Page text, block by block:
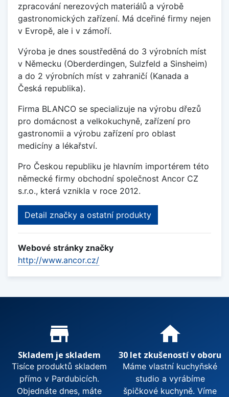
zpracování nerezových materiálů a výrobě
gastronomických zařízení. Má dceřiné firmy nejen
v Evropě, ale i v zámoří.
Výroba je dnes soustředěná do 3 výrobních míst
v Německu (Oberderdingen, Sulzfeld a Sinsheim)
a do 2 výrobních míst v zahraničí (Kanada a
Česká republika).
Firma BLANCO se specializuje na výrobu dřezů
pro domácnost a velkokuchyně, zařízení pro
gastronomii a výrobu zařízení pro oblast
medicíny a lékařství.
Pro Českou republiku je hlavním importérem této
německé firmy obchodní společnost Ancor CZ
s.r.o., která vznikla v roce 2012.
Detail značky a ostatní produkty
Webové stránky značky
http://www.ancor.cz/
Proč nakupovat u nás?
store_mall_directory
Skladem je skladem
Tisíce produktů skladem
přímo v Pardubicích.
Objednáte dnes, máte
home
30 let zkušeností v oboru
Máme vlastní kuchyňské
studio a vyrábíme
špičkové kuchyně. Víme